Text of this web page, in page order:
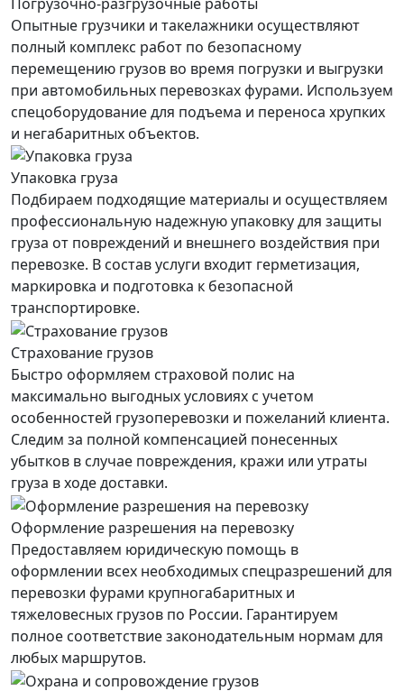
Опытные грузчики и такелажники осуществляют
полный комплекс работ по безопасному
перемещению грузов во время погрузки и выгрузки
при автомобильных перевозках фурами. Используем
спецоборудование для подъема и переноса хрупких
и негабаритных объектов.
Упаковка груза
Подбираем подходящие материалы и осуществляем
профессиональную надежную упаковку для защиты
груза от повреждений и внешнего воздействия при
перевозке. В состав услуги входит герметизация,
маркировка и подготовка к безопасной
транспортировке.
Страхование грузов
Быстро оформляем страховой полис на
максимально выгодных условиях с учетом
особенностей грузоперевозки и пожеланий клиента.
Следим за полной компенсацией понесенных
убытков в случае повреждения, кражи или утраты
груза в ходе доставки.
Оформление разрешения на перевозку
Предоставляем юридическую помощь в
оформлении всех необходимых спецразрешений для
перевозки фурами крупногабаритных и
тяжеловесных грузов по России. Гарантируем
полное соответствие законодательным нормам для
любых маршрутов.